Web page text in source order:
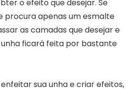
o efeito que desejar. Se
procura apenas um esmalte
as camadas que desejar e
ficará feita por bastante
sua unha e criar efeitos,